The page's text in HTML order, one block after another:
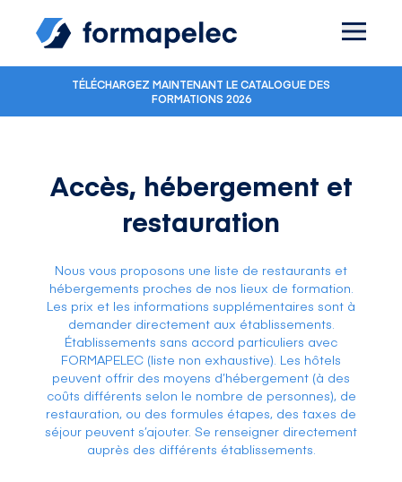
TÉLÉCHARGEZ MAINTENANT LE CATALOGUE DES
FORMATIONS 2026
Accès, hébergement et
restauration
Nous vous proposons une liste de restaurants et
hébergements proches de nos lieux de formation.
Les prix et les informations supplémentaires sont à
demander directement aux établissements.
Établissements sans accord particuliers avec
FORMAPELEC (liste non exhaustive). Les hôtels
peuvent offrir des moyens d’hébergement (à des
coûts différents selon le nombre de personnes), de
restauration, ou des formules étapes, des taxes de
séjour peuvent s’ajouter. Se renseigner directement
auprès des différents établissements.